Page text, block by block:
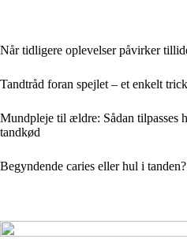
Når tidligere oplevelser påvirker
Tandtråd foran spejlet – et enkelt
Mundpleje til ældre: Sådan tilpasses
tandkød
Begyndende caries eller hul i